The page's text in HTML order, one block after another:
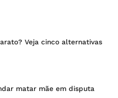
Veja cinco alternativas
matar mãe em disputa